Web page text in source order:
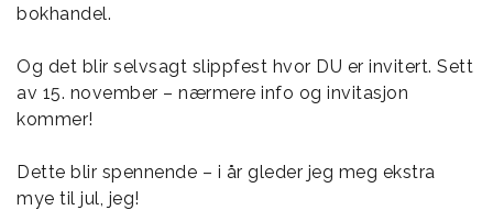
bokhandel.
Og det blir selvsagt slippfest hvor DU er invitert. Sett
av 15. november – nærmere info og invitasjon
kommer!
Dette blir spennende – i år gleder jeg meg ekstra
mye til jul, jeg!